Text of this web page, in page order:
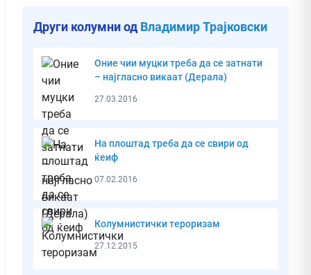
Други колумни од Владимир Трајковски
Оние чии муцки треба да се затнати
– најгласно викаат (Дерала)
27.03.2016
На плоштад треба да се свири од
ќеиф
07.02.2016
Колумнистички тероризам
27.12.2015